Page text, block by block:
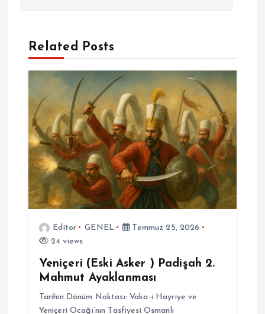
g
e
z
n
m
Related Posts
Editor GENEL
Temmuz 25, 2026
24 views
Yeniçeri (Eski Asker ) Padişah 2.
Mahmut Ayaklanması
Tarihin Dönüm Noktası: Vaka-i Hayriye ve
Yeniçeri Ocağı’nın Tasfiyesi Osmanlı